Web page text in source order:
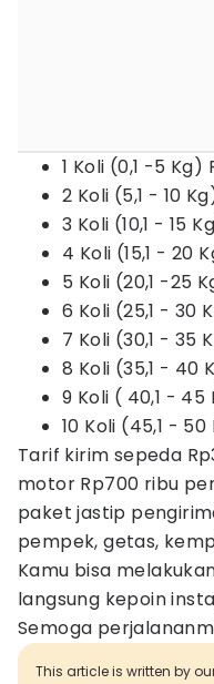
1 Koli (0,1 -5 Kg)
2 Koli (5,1 - 10
3 Koli (10,1 - 15
4 Koli (15,1 - 20
5 Koli (20,1 -25
6 Koli (25,1 - 30
7 Koli (30,1 - 35
8 Koli (35,1 - 40
9 Koli ( 40,1 -
10 Koli (45,1 - 50
Tarif kirim sepeda
motor Rp700 ribu
paket jastip
pempek, getas,
Kamu bisa
langsung kepoin
Semoga
This article is written by